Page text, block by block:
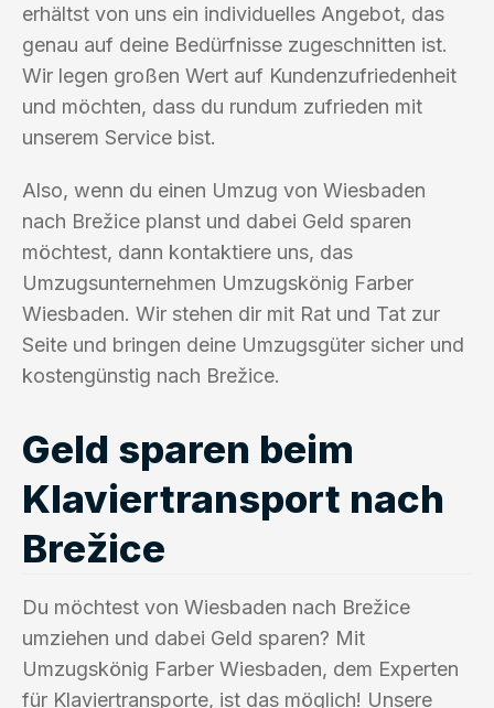
erhältst von uns ein individuelles Angebot, das
genau auf deine Bedürfnisse zugeschnitten ist.
Wir legen großen Wert auf Kundenzufriedenheit
und möchten, dass du rundum zufrieden mit
unserem Service bist.
Also, wenn du einen Umzug von Wiesbaden
nach Brežice planst und dabei Geld sparen
möchtest, dann kontaktiere uns, das
Umzugsunternehmen Umzugskönig Farber
Wiesbaden. Wir stehen dir mit Rat und Tat zur
Seite und bringen deine Umzugsgüter sicher und
kostengünstig nach Brežice.
Geld sparen beim
Klaviertransport nach
Brežice
Du möchtest von Wiesbaden nach Brežice
umziehen und dabei Geld sparen? Mit
Umzugskönig Farber Wiesbaden, dem Experten
für Klaviertransporte, ist das möglich! Unsere